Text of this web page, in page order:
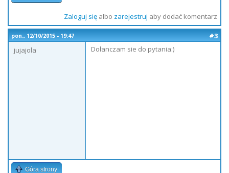
Zaloguj sięalbo zarejestruj aby dodać komentarz
pon., 12/10/2015 - 19:47
#3
jujajola
Dołanczam sie do pytania:)
Góra strony